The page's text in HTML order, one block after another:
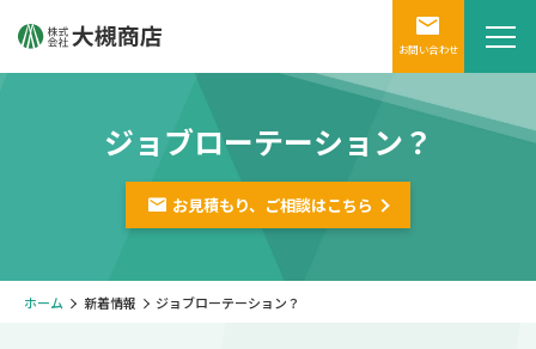
お問い合わせ
ジョブローテーション？
お見積もり、ご相談はこちら
ホーム 新着情報 ジョブローテーション？